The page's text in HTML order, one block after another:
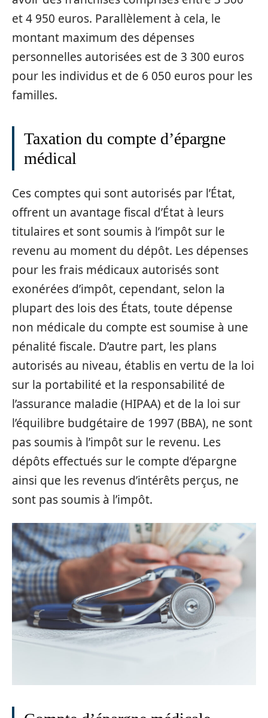
et 4 950 euros. Parallèlement à cela, le
montant maximum des dépenses
personnelles autorisées est de 3 300 euros
pour les individus et de 6 050 euros pour les
familles.
Taxation du compte d’épargne
médical
Ces comptes qui sont autorisés par l’État,
offrent un avantage fiscal d’État à leurs
titulaires et sont soumis à l’impôt sur le
revenu au moment du dépôt. Les dépenses
pour les frais médicaux autorisés sont
exonérées d’impôt, cependant, selon la
plupart des lois des États, toute dépense
non médicale du compte est soumise à une
pénalité fiscale. D’autre part, les plans
autorisés au niveau, établis en vertu de la loi
sur la portabilité et la responsabilité de
l’assurance maladie (HIPAA) et de la loi sur
l’équilibre budgétaire de 1997 (BBA), ne sont
pas soumis à l’impôt sur le revenu. Les
dépôts effectués sur le compte d’épargne
ainsi que les revenus d’intérêts perçus, ne
sont pas soumis à l’impôt.